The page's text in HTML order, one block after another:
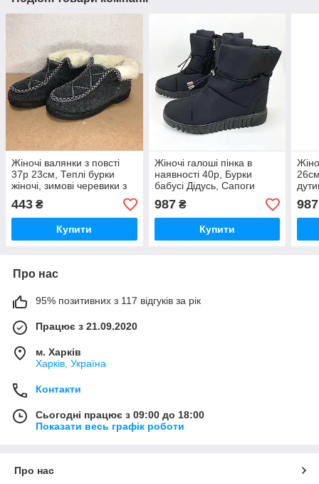
Жіночі валянки з повсті
37р 23см, Теплі бурки
жіночі, зимові черевики з
повсті Калоші зимові SN-
84
443 ₴
Купити
Жіночі галоші пінка в
наявності 40р, Бурки
бабусі Дідусь, Сапоги
зимові жіночі галоші піна
IP-70
987₴
Купити
WI-
987
Про нас
95% позитивних з 117 відгуків за рік
Працює з 21.09.2020
м. Харків
Харків, Україна
Контакти
Сьогодні працює з 09:00 до 18:00
Показати весь графік роботи
Про нас